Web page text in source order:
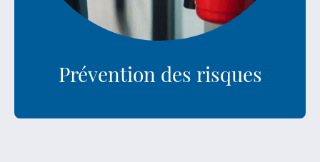
Prévention des risques